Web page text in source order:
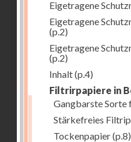
Eigetragene
Eigetragene
(p.2)
Eigetragene
(p.2)
Inhalt(p.4)
Filtrirpapiere in
Gangbarste Sorte
Stärkefreies
Tockenpapier(p.8)